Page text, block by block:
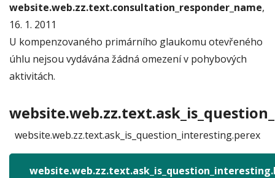
website.web.zz.text.consultation_responder_name,
16. 1. 2011
U kompenzovaného primárního glaukomu otevřeného
úhlu nejsou vydávána žádná omezení v pohybových
aktivitách.
website.web.zz.text.ask_is_question_interesting.perex